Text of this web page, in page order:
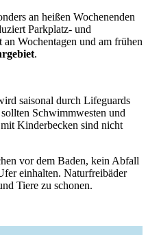
an heißen Wochenenden
Parkplatz- und
Wochentagen und am frühen
.
saisonal durch Lifeguards
Schwimmwesten und
Kinderbecken sind nicht
vor dem Baden, kein Abfall
einhalten. Naturfreibäder
Tiere zu schonen.